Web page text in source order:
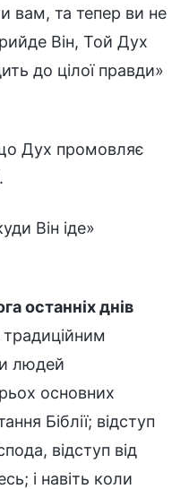
вам, та тепер ви не
Він, Той Дух
до цілої правди»
Дух промовляє
.
Він іде»
останніх днів
людей
основних
Біблії; відступ
відступ від
і навіть коли